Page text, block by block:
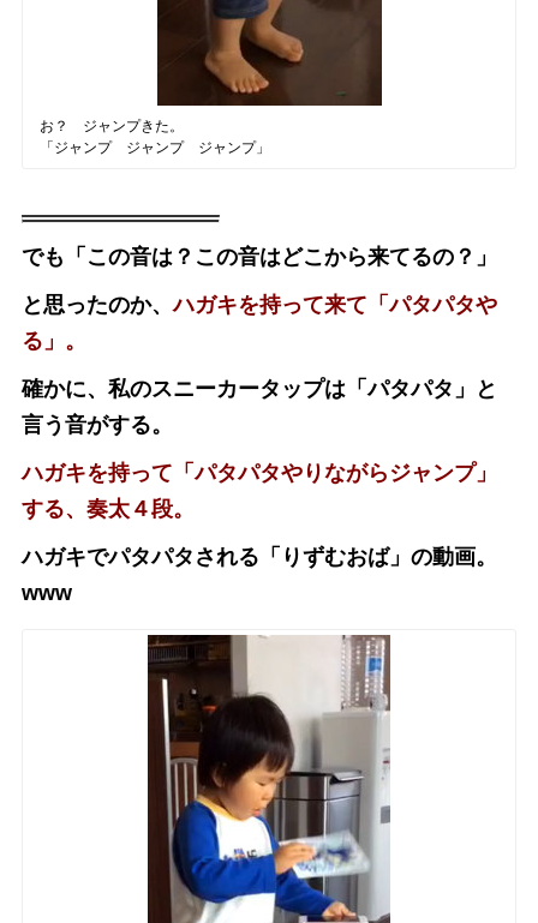
お？ ジャンプきた。
「ジャンプ ジャンプ ジャンプ」
でも「この音は？この音はどこから来てるの？」
と思ったのか、ハガキを持って来て「パタパタや
る」。
確かに、私のスニーカータップは「パタパタ」と
言う音がする。
ハガキを持って「パタパタやりながらジャンプ」
する、奏太４段。
ハガキでパタパタされる「りずむおば」の動画。
www